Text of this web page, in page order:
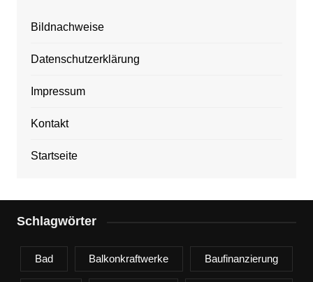
Bildnachweise
Datenschutzerklärung
Impressum
Kontakt
Startseite
Schlagwörter
Bad Balkonkraftwerke Baufinanzierung